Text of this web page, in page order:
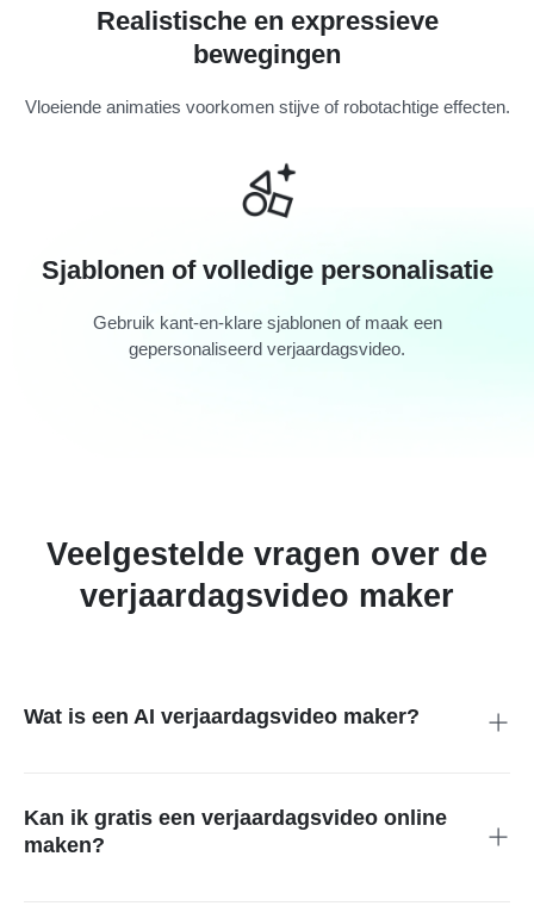
Realistische en expressieve
bewegingen
Vloeiende animaties voorkomen stijve of robotachtige effecten.
Sjablonen of volledige personalisatie
Gebruik kant-en-klare sjablonen of maak een
gepersonaliseerd verjaardagsvideo.
Veelgestelde vragen over de
verjaardagsvideo maker
Wat is een AI verjaardagsvideo maker?
Kan ik gratis een verjaardagsvideo online
maken?